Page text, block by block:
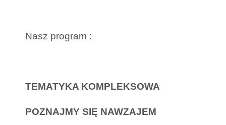
Nasz program :
TEMATYKA KOMPLEKSOWA
POZNAJMY SIĘ NAWZAJEM